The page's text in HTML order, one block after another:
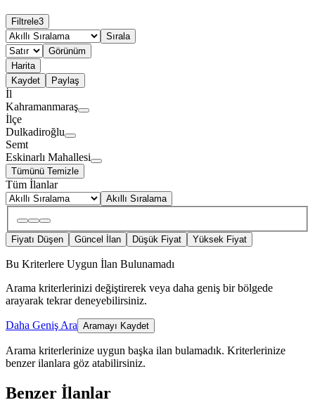
Filtrele3
Sırala
Görünüm
Harita
Kaydet
Paylaş
İl
Kahramanmaraş
İlçe
Dulkadiroğlu
Semt
Eskinarlı Mahallesi
Tümünü Temizle
Tüm İlanlar
Akıllı Sıralama
Fiyatı Düşen Güncel İlan Düşük Fiyat Yüksek Fiyat
Bu Kriterlere Uygun İlan Bulunamadı
Arama kriterlerinizi değiştirerek veya daha geniş bir bölgede
arayarak tekrar deneyebilirsiniz.
Daha Geniş Ara Aramayı Kaydet
Arama kriterlerinize uygun başka ilan bulamadık. Kriterlerinize
benzer ilanlara göz atabilirsiniz.
Benzer İlanlar